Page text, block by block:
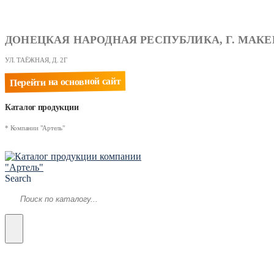
ДОНЕЦКАЯ НАРОДНАЯ РЕСПУБЛИКА, Г.
УЛ. ТАЁЖНАЯ, Д. 2Г
Перейти на основной сайт
Каталог продукции
* Компании "Артель"
Search